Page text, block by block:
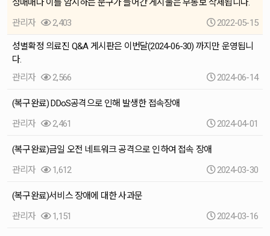
성매매나 이를 암시하는 문구가 들어간 게시물은 무통보 삭제됩니다.
관리자
2,403 2022-05-15
성별확정 의료진 Q&A 게시판은 이번달(2024-06-30) 까지만 운영됩니
다.
관리자
2,566 2024-06-14
(복구완료) DDoS공격으로 인해 발생한 접속장애
관리자
2,461 2024-04-01
(복구완료)금일 오전 네트워크 공격으로 인하여 접속 장애
관리자
1,612 2024-03-30
(복구완료)서비스 장애에 대한 사과문
관리자
1,151 2024-03-16